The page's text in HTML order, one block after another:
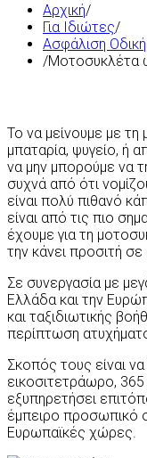
Αρχική/
Για Ιδιώτες/
Ασφάλιση
/Μοτοσυκλέτα
Το να μείνουμε με
μπαταρία, ψυγείο, ή
να μην μπορούμε να
συχνά από ότι
είναι πολύ πιθανό
είναι από τις πιο
έχουμε για τη
την κάνει προσιτή
Σε συνεργασία με
Ελλάδα και την
και ταξιδιωτικής
περίπτωση
Σκοπός τους είναι
εικοσιτετράωρο,
εξυπηρετήσει
έμπειρο προσωπικό
Ευρωπαϊκές χώρες.